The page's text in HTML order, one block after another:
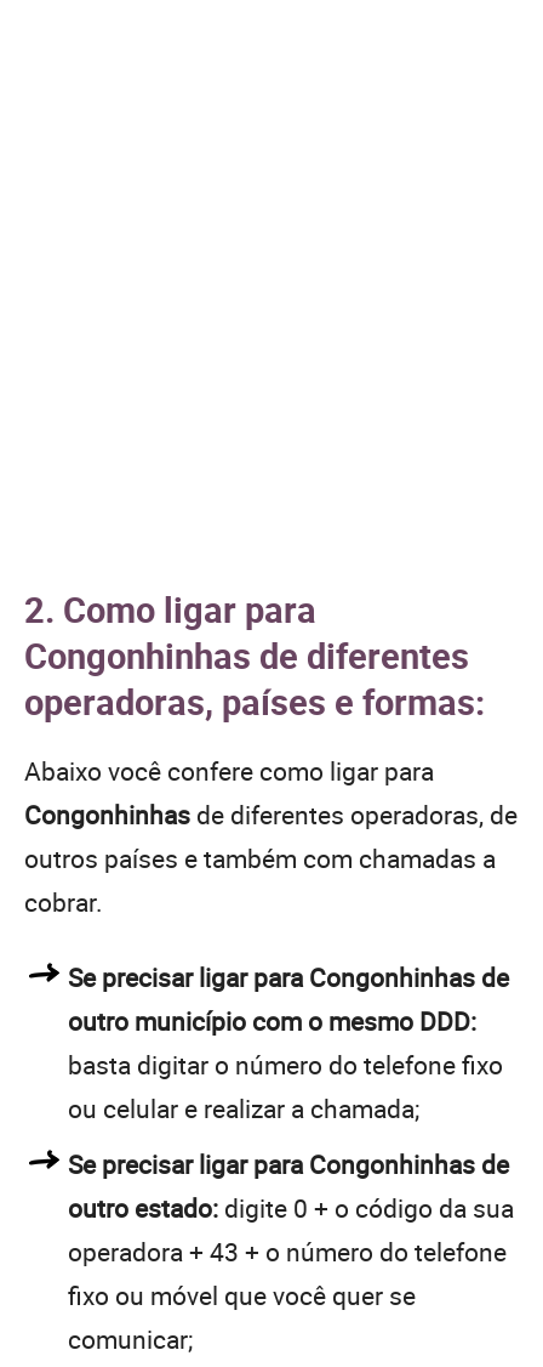
2. Como ligar para
Congonhinhas de diferentes
operadoras, países e formas:
Abaixo você confere como ligar para
Congonhinhas de diferentes operadoras, de
outros países e também com chamadas a
cobrar.
Se precisar ligar para Congonhinhas de
outro município com o mesmo DDD:
basta digitar o número do telefone fixo
ou celular e realizar a chamada;
Se precisar ligar para Congonhinhas de
outro estado: digite 0 + o código da sua
operadora + 43 + o número do telefone
fixo ou móvel que você quer se
comunicar;